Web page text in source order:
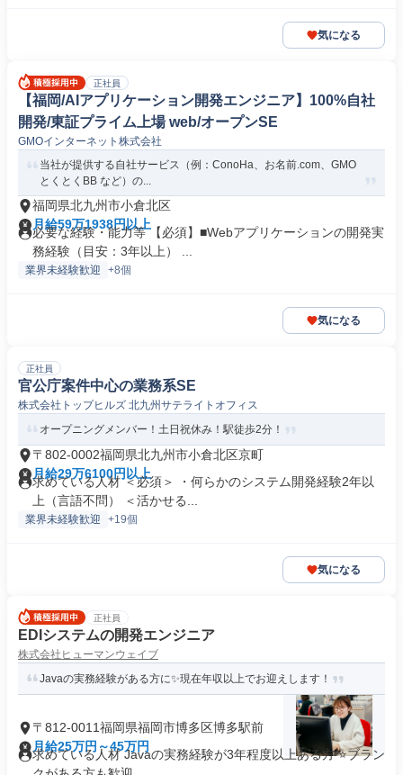
気になる
正社員
【福岡/AIアプリケーション開発エンジニア】100%自社
開発/東証プライム上場 web/オープンSE
GMOインターネット株式会社
当社が提供する自社サービス（例：ConoHa、お名前.com、GMO
とくとくBB など）の...
福岡県北九州市小倉北区
月給59万1938円以上
必要な経験・能力等 【必須】■Webアプリケーションの開発実
務経験（目安：3年以上） ...
業界未経験歓迎 +8個
気になる
正社員
官公庁案件中心の業務系SE
株式会社トップヒルズ 北九州サテライトオフィス
オープニングメンバー！土日祝休み！駅徒歩2分！
〒802-0002福岡県北九州市小倉北区京町
月給29万6100円以上
求めている人材 ＜必須＞ ・何らかのシステム開発経験2年以
上（言語不問） ＜活かせる...
業界未経験歓迎 +19個
気になる
正社員
EDIシステムの開発エンジニア
株式会社ヒューマンウェイブ
Javaの実務経験がある方に✨現在年収以上でお迎えします！
〒812-0011福岡県福岡市博多区博多駅前
月給25万円～45万円
求めている人材 Javaの実務経験が3年程度以上ある方 ⭐ブラン